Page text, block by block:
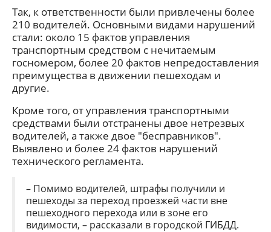
Так, к ответственности были привлечены более
210 водителей. Основными видами нарушений
стали: около 15 фактов управления
транспортным средством с нечитаемым
госномером, более 20 фактов непредоставления
преимущества в движении пешеходам и
другие.
Кроме того, от управления транспортными
средствами были отстранены двое нетрезвых
водителей, а также двое "бесправников".
Выявлено и более 24 фактов нарушений
технического регламента.
– Помимо водителей, штрафы получили и
пешеходы за переход проезжей части вне
пешеходного перехода или в зоне его
видимости, – рассказали в городской ГИБДД.